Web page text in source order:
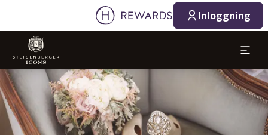
Inloggning
Bild 1 av 1